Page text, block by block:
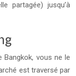
partagée) jusqu’à
Bangkok, vous ne le
est traversé par